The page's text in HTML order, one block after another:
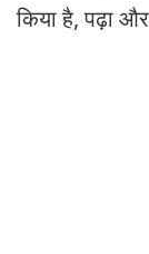
किया है, पढ़ा